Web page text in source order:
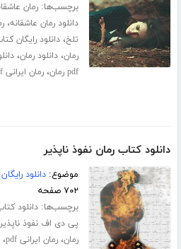
برچسب‌ها:رمان
دانلود رمان عاشقانه،
تلخ،دانلود رایگان
رمان،دانلود رمان،
pdf رمان
،رمان ایرانی pdf
دانلود کتاب رمان نفوذ ناپذیر
موضوع:دانلود
۷۰۲ صفحه
برچسب‌ها:دانلود
پی دی اف نفوذ ناپذیر
رمان،رمان ایرانی pdf ،